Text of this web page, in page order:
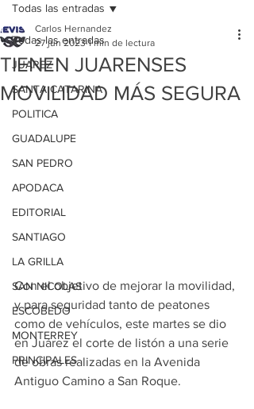
Todas las entradas
JUAREZ
SANTA CATARINA
POLITICA
GUADALUPE
SAN PEDRO
APODACA
EDITORIAL
SANTIAGO
LA GRILLA
SAN NICOLAS
ESCOBEDO
MONTERREY
PRINCIPALES
Todas las entradas
TIENEN JUARENSES
MOVILIDAD MÁS SEGURA
Carlos Hernandez
27 jun 2023 1 min de lectura
Con el objetivo de mejorar la movilidad,
y para seguridad tanto de peatones
como de vehículos, este martes se dio
en Juárez el corte de listón a una serie
de obras realizadas en la Avenida
Antiguo Camino a San Roque.